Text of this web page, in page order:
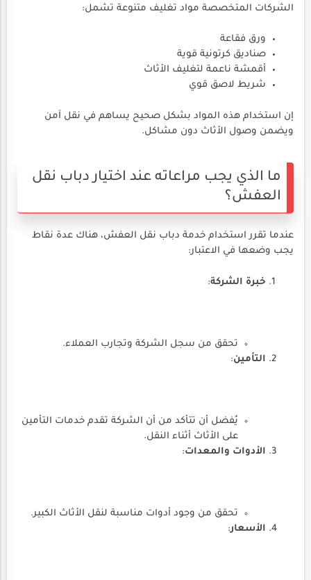
الشركات المتخصصة مواد تغليف متنوعة تشمل:
ورق فقاعة
صناديق كرتونية قوية
أقمشة ناعمة لتغليف الأثاث
شريط لاصق قوي
إن استخدام هذه المواد بشكل صحيح يساهم في نقل آمن
ويضمن وصول الأثاث دون مشاكل.
ما الذي يجب مراعاته عند اختيار دباب نقل
العفش؟
عندما تقرر استخدام خدمة دباب نقل العفش، هناك عدة نقاط
يجب وضعها في الاعتبار:
خبرة الشركة:
تحقق من سجل الشركة وتجارب العملاء.
التأمين:
يُفضل أن تتأكد من أن الشركة تقدم خدمات التأمين
على الأثاث أثناء النقل.
الأدوات والمعدات:
تحقق من وجود أدوات مناسبة لنقل الأثاث الكبير.
الأسعار: